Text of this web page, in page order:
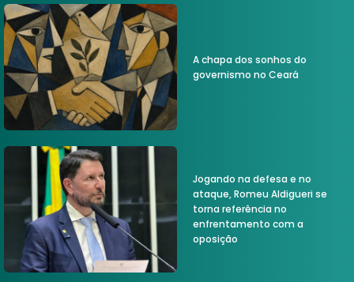
A chapa dos sonhos do
governismo no Ceará
Jogando na defesa e no
ataque, Romeu Aldigueri se
torna referência no
enfrentamento com a
oposição